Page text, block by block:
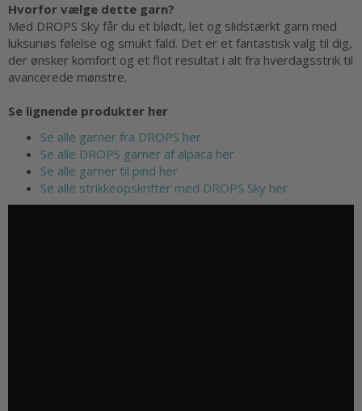
Hvorfor vælge dette garn?
Med DROPS Sky får du et blødt, let og slidstærkt garn med
luksuriøs følelse og smukt fald. Det er et fantastisk valg til dig,
der ønsker komfort og et flot resultat i alt fra hverdagsstrik til
avancerede mønstre.
Se lignende produkter her
Se alle garner fra DROPS her
Se alle DROPS garner af alpaca her
Se alle garner til pind her
Se alle strikkeopskrifter med DROPS Sky her